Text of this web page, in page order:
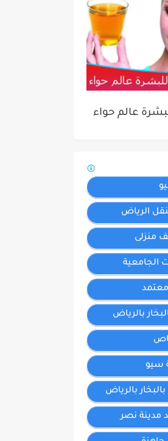
عالم حواء
الرياض
منزلى
الجامعية
بالرياض
سيو
بالرياض
مدينة نصر